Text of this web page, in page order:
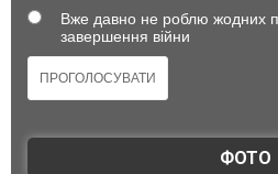
Вже давно не роблю жодних
завершення війни
ФОТО